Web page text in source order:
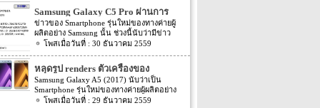
เช่นเดียวกัน แต่ก่อนจะถึงเวลาเปิดตัวจริง
ข่าวสารข่าวลือข่าวหลอกข่าวลวงก็จะถาโถม
ให้เราต้องเสพข่าวกันอย่างไม่ลืมหูลืมตากัน
เลยทีเดียว แถมยังต้องคอยลุ้นว่าตัวจริงจะออก
มาเหมือนอย่างที่ข่าวต่างๆ ออกมาหรือไม่
Ghostek ผู้ผลิตเคสมือถือได้ปล่อยภาพเคสกัน
กระแทกอะตอมมิคช็อค Atomic Shock
สำหรับ Samsung Galaxy S8 และมีภาพตัว
เครื่อง S8 อยู่ในเคสอีกด้วย ในขณะที่ผู้ผลิต
เคสไม่มีข้อมูลที่แท้จริงของตัวเครื่องอย่างวัสดุ
ที่ใช้และการออกแบบ แต่พวกเขาต้องรู้ขนาด
Samsung Galaxy C5 Pro ผ่านการ
ตรวจสอบจาก TENAA แล้ว
ข่าวของ Smartphone รุ่นใหม่ของทางค่ายผู้
ผลิตอย่าง Samsung นั้น ช่วงนี้นับว่ามีข่าว
ออกมาหลายต่อหลายข่าวมาก โดยล่าสุดนี้ก็มี
สำหรับข่าวล่าสุดของ Samsung นี้นั้น ตาม
ข่าวระบุว่า Smartphone รุ่นใหม่ของทางค่ายผู้
ผลิตอย่าง Samsung อย่างรุ่น Samsung Galaxy
C5 Pro นั้นได้ผ่านการตรวจสอบจาก TENAA
แล้ว โดยก่อนหน้านี้ไม่นานนั้นก็มี 2 รุ่นใหม่
30 ธันวาคม 2559
หลุดรูป renders ตัวเครื่องของ
Samsung Galaxy A5 (2017)
Samsung Galaxy A5 (2017) นับว่าเป็น
Smartphone รุ่นใหม่ของทางค่ายผู้ผลิตอย่าง
Samsung ที่ก่อนหน้านี้นั้นมีข่าวในการพัฒนา
29 ธันวาคม 2559